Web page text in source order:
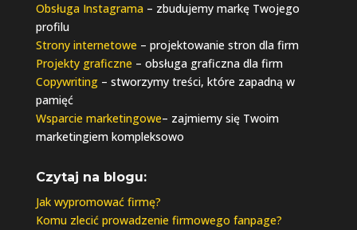
Obsługa Instagrama– zbudujemy markę Twojego
profilu
Strony internetowe – projektowanie stron dla firm
Projekty graficzne – obsługa graficzna dla firm
Copywriting– stworzymy treści, które zapadną w
pamięć
Wsparcie marketingowe– zajmiemy się Twoim
marketingiem kompleksowo
Czytaj na blogu:
Jak wypromować firmę?
Komu zlecić prowadzenie firmowego fanpage?